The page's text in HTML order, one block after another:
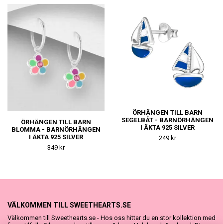
ÖRHÄNGEN TILL BARN
BLOMMA - BARNÖRHÄNGEN
I ÄKTA 925 SILVER
349 kr
ÖRHÄNGEN TILL BARN
SEGELBÅT - BARNÖRHÄNGEN
I ÄKTA 925 SILVER
249 kr
VÄLKOMMEN TILL SWEETHEARTS.SE
Välkommen till Sweethearts.se - Hos oss hittar du en stor kollektion med